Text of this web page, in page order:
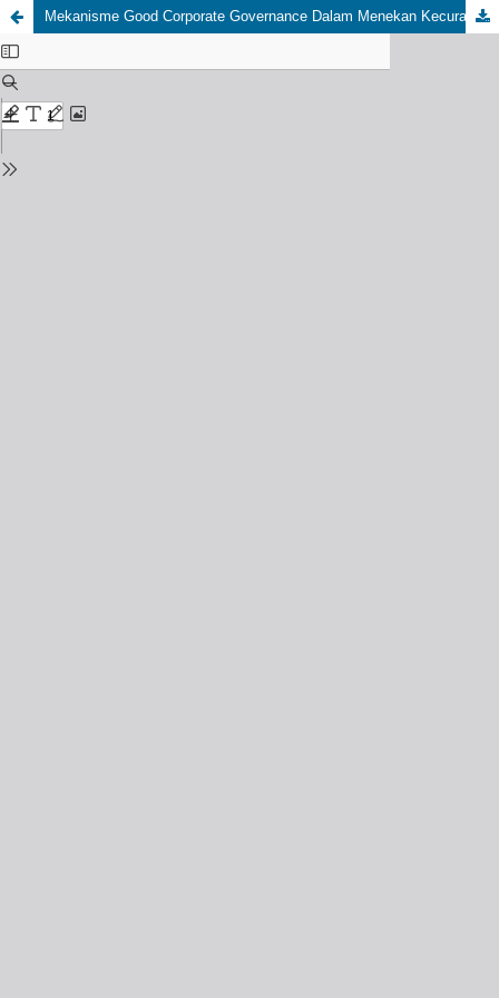
Mekanisme Good Corporate Governance Dalam Menekan Kecurangan Laporan Keuangan: Peran Ukuran Perusahaan Sebagai Variabel Moderasi